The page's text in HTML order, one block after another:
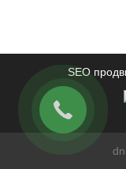
SEO